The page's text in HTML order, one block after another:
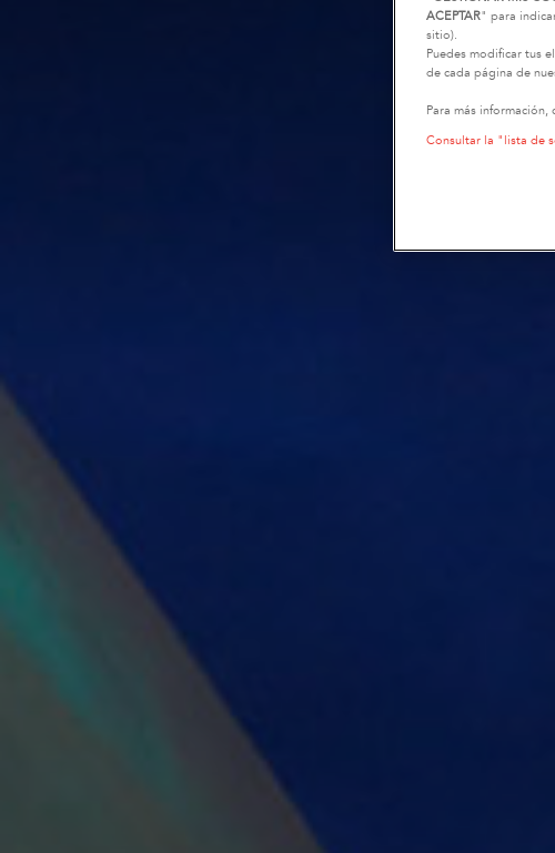
ACEPTAR" para
sitio).
Puedes modificar tus
de cada página de
Para más información,
Consultar la "lista de